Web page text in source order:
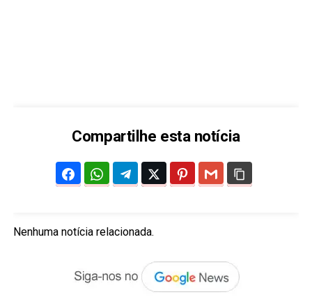
Compartilhe esta notícia
Nenhuma notícia relacionada.